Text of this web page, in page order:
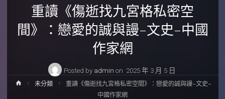
重讀《傷逝找九宮格私密空
間》：戀愛的誠與謾–文史–中國
作家網
Posted by admin on 2025 年 3 月 5 日
Home未分類
重讀《傷逝找九宮格私密空間》：戀愛的誠與謾–文史–
中國作家網